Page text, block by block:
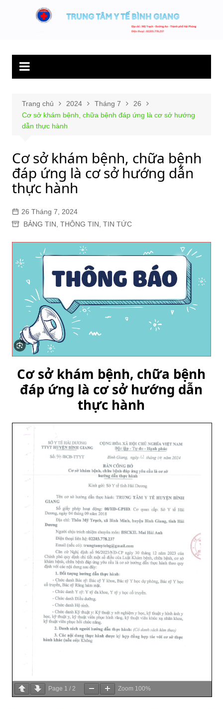
dung
Trung tâm y tế
Hết lòng phục vụ người bệnh và sức khỏe cộng đồng.
Trang chủ 2024 Tháng 7
26
Cơ sở khám bệnh, chữa bệnh đáp ứng là cơ sở hướng
dẫn thực hành
Cơ sở khám bệnh, chữa bệnh
đáp ứng là cơ sở hướng dẫn
thực hành
26 Tháng 7, 2024
BẢNG TIN THÔNG TIN TIN TỨC
Cơ sở khám bệnh, chữa bệnh
đáp ứng là cơ sở hướng dẫn
thực hành
Page 1 / 2 Zoom 100%